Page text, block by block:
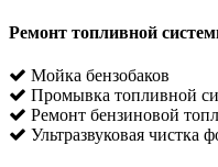
Ремонт топливной
Мойка бензобаков
Промывка топливной
Ремонт бензиновой
Ультразвуковая чистка